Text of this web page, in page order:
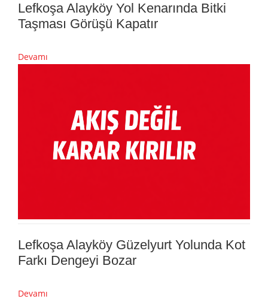
Lefkoşa Alayköy Yol Kenarında Bitki
Taşması Görüşü Kapatır
Devamı
Lefkoşa Alayköy Güzelyurt Yolunda Kot
Farkı Dengeyi Bozar
Devamı